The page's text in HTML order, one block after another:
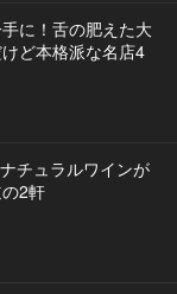
に！舌の肥えた大
ど本格派な名店4
チュラルワインが
2軒